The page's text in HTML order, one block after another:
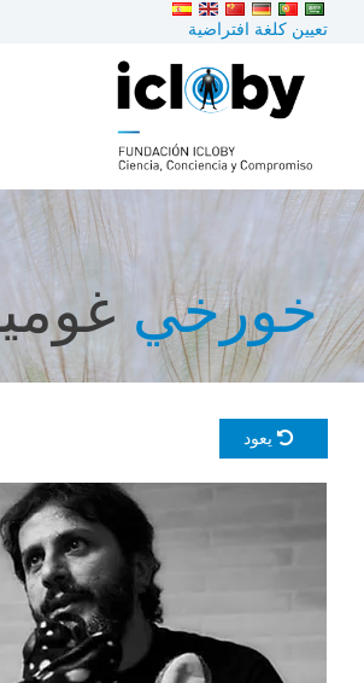
تخطى
تعيين كلغة افتراضية
خورخي
يعود